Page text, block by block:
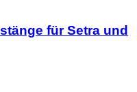
für Setra und